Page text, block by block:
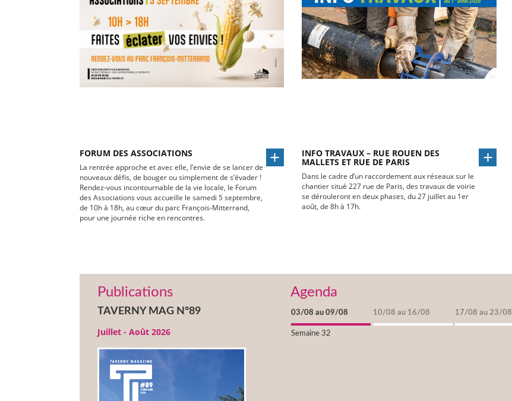
FORUM DES ASSOCIATIONS
La rentrée approche et avec elle, l’envie de se lancer de
nouveaux défis, de bouger ou simplement de s’évader !
Rendez-vous incontournable de la vie locale, le Forum
des Associations vous accueille le samedi 5 septembre,
de 10h à 18h, au cœur du parc François-Mitterrand,
pour une journée riche en rencontres.
INFO TRAVAUX – RUE ROUEN DES
MALLETS ET RUE DE PARIS
Dans le cadre d’un raccordement aux réseaux sur le
chantier situé 227 rue de Paris, des travaux de voirie
se dérouleront en deux phases, du 27 juillet au 1er
août, de 8h à 17h.
Publications
TAVERNY MAG N°89
Juillet - Août 2026
Agenda
03/08 au 09/08
Semaine 32
10/08 au 16/08 17/08 au 23/08